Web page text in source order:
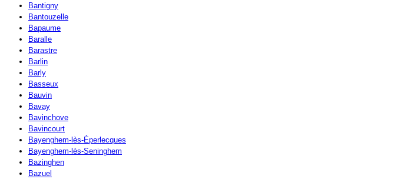
Bantigny
Bantouzelle
Bapaume
Baralle
Barastre
Barlin
Barly
Basseux
Bauvin
Bavay
Bavinchove
Bavincourt
Bayenghem-lès-Éperlecques
Bayenghem-lès-Seninghem
Bazinghen
Bazuel